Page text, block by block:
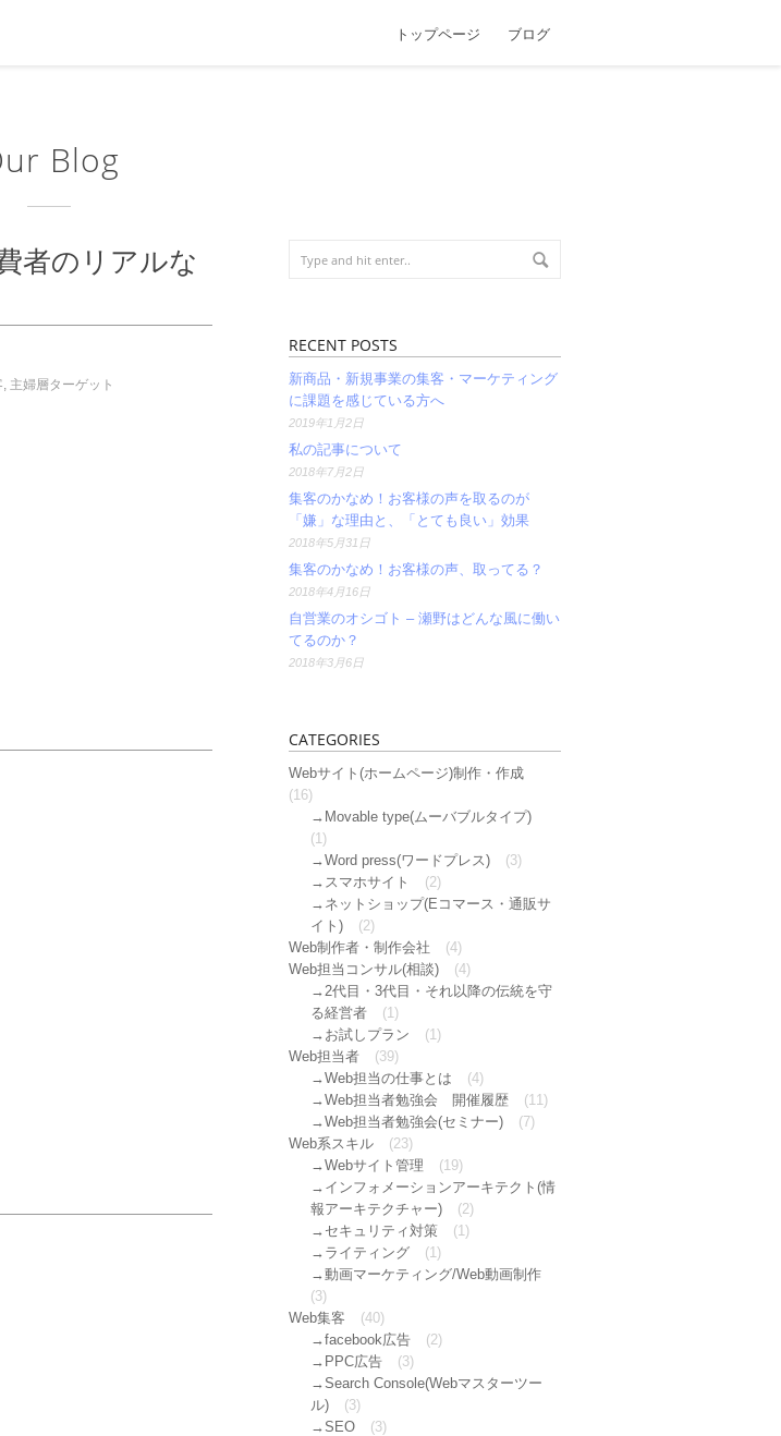
トップページ ブログ
Blog
者のリアルな
, 主婦層ターゲット
RECENT POSTS
新商品・新規事業の集客・マーケティング
に課題を感じている方へ
2019年1月2日
私の記事について
2018年7月2日
集客のかなめ！お客様の声を取るのが
「嫌」な理由と、「とても良い」効果
2018年5月31日
集客のかなめ！お客様の声、取ってる？
2018年4月16日
自営業のオシゴト – 瀬野はどんな風に働い
てるのか？
2018年3月6日
CATEGORIES
Webサイト(ホームページ)制作・作成
(16)
Movable type(ムーバブルタイプ)
(1)
Word press(ワードプレス)
(3)
スマホサイト
(2)
ネットショップ(Eコマース・通販サ
イト)
(2)
Web制作者・制作会社
(4)
Web担当コンサル(相談)
(4)
2代目・3代目・それ以降の伝統を守
る経営者
(1)
お試しプラン
(1)
Web担当者
(39)
Web担当の仕事とは
(4)
Web担当者勉強会 開催履歴
(11)
Web担当者勉強会(セミナー)
(7)
Web系スキル
(23)
Webサイト管理
(19)
インフォメーションアーキテクト(情
報アーキテクチャー)
(2)
セキュリティ対策
(1)
ライティング
(1)
動画マーケティング/Web動画制作
(3)
Web集客
(40)
facebook広告
(2)
PPC広告
(3)
Search Console(Webマスターツー
ル)
(3)
SEO
(3)